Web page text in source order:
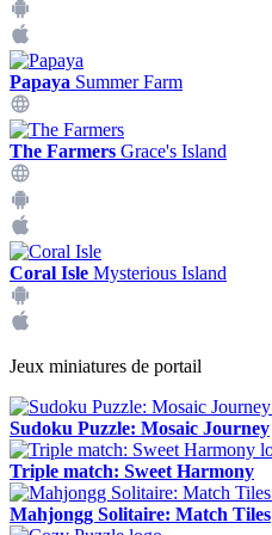
Papaya Summer Farm
The Farmers Grace's Island
Coral Isle Mysterious Island
Jeux miniatures de portail
Sudoku Puzzle: Mosaic Journey
Triple match: Sweet Harmony
Mahjongg Solitaire: Match Tiles